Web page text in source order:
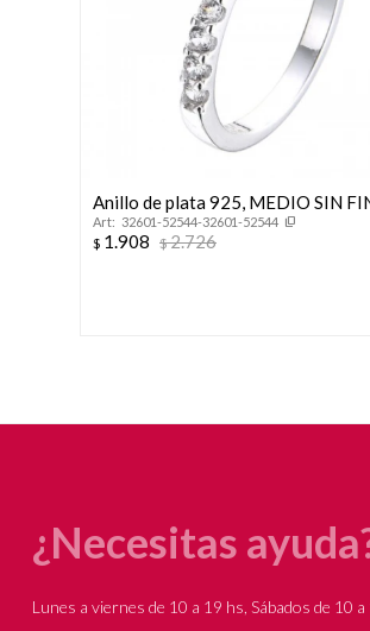
Anillo de plata 925, MEDIO SIN
32601-52544-32601-52544
$ 1.908 $2.726
¿Necesitas
Lunes a viernes de 10 a 19 hs, Sábados de 10 a